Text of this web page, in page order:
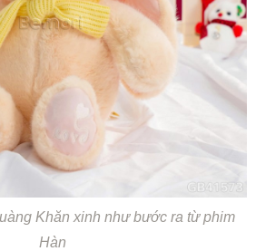
Khăn xinh như bước ra từ phim
Hàn